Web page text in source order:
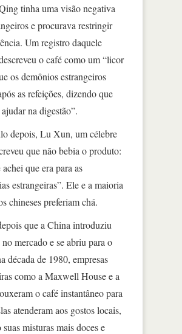
tinha uma visão negativa
e procurava restringir
Um registro daquele
o café como um “licor
os demônios estrangeiros
as refeições, dizendo que
na digestão”.
depois, Lu Xun, um célebre
que não bebia o produto:
achei que era para as
estrangeiras”. Ele e a maioria
chineses preferiam chá.
que a China introduziu
mercado e se abriu para o
década de 1980, empresas
como a Maxwell House e a
o café instantâneo para
atenderam aos gostos locais,
misturas mais doces e